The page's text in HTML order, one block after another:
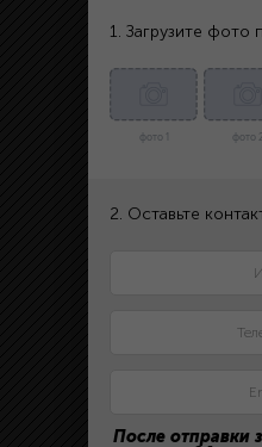
1. Загрузите фото
фото 1 фото 2
2. Оставьте
После отправки